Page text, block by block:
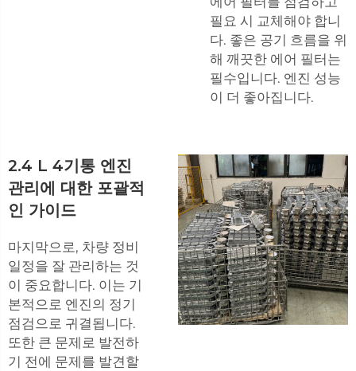
필요 시 교체해야 합니
다. 좋은 공기 흐름을 위
해 깨끗한 에어 필터는
필수입니다. 엔진 성능
이 더 좋아집니다.
2.4 L 4기통 엔진
관리에 대한 포괄적
인 가이드
마지막으로, 차량 정비
일정을 잘 관리하는 것
이 중요합니다. 이는 기
본적으로 엔진의 정기
점검으로 귀결됩니다.
또한 큰 문제로 발전하
기 전에 문제를 발견할